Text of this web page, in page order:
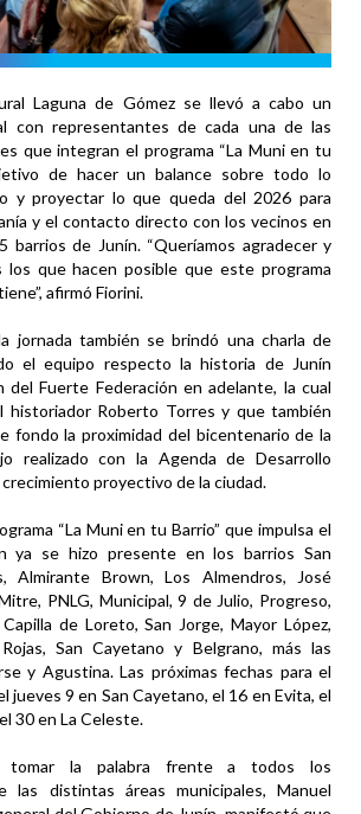
Laguna de Gómez se llevó a cabo un
con representantes de cada una de las
que integran el programa “La Muni en tu
de hacer un balance sobre todo lo
y proyectar lo que queda del 2026 para
y el contacto directo con los vecinos en
barrios de Junín. “Queríamos agradecer y
los que hacen posible que este programa
afirmó Fiorini.
jornada también se brindó una charla de
el equipo respecto la historia de Junín
del Fuerte Federación en adelante, la cual
historiador Roberto Torres y que también
fondo la proximidad del bicentenario de la
realizado con la Agenda de Desarrollo
proyectivo de la ciudad.
“La Muni en tu Barrio” que impulsa el
ya se hizo presente en los barrios San
Almirante Brown, Los Almendros, José
PNLG, Municipal, 9 de Julio, Progreso,
de Loreto, San Jorge, Mayor López,
San Cayetano y Belgrano, más las
y Agustina. Las próximas fechas para el
jueves 9 en San Cayetano, el 16 en Evita, el
30 en La Celeste.
tomar la palabra frente a todos los
las distintas áreas municipales, Manuel